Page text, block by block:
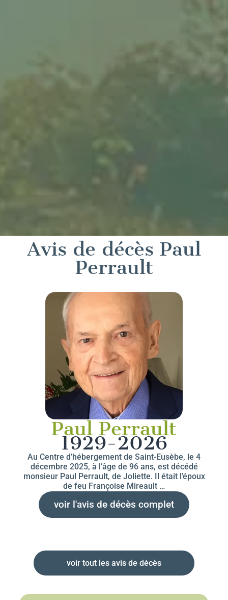
Avis de décès Paul
Perrault
Paul Perrault
1929-2026
Au Centre d’hébergement de Saint-Eusèbe, le 4
décembre 2025, à l’âge de 96 ans, est décédé
monsieur Paul Perrault, de Joliette. Il était l’époux
de feu Françoise Mireault …
voir l'avis de décès complet
voir tout les avis de décès